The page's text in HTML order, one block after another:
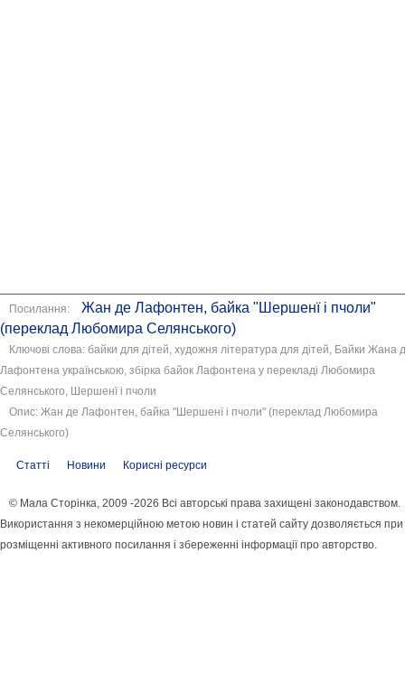
Посилання:
Жан де Лафонтен, байка "Шершенї і пчоли"
(переклад Любомира Селянського)
Ключові слова: байки для дітей, художня література для дітей, Байки Жана
Лафонтена українською, збірка байок Лафонтена у перекладі Любомира
Селянського, Шершенї і пчоли
Опис: Жан де Лафонтен, байка "Шершенї і пчоли" (переклад Любомира
Селянського)
Статті Новини Корисні ресурси
© Мала Сторінка, 2009 -2026 Всі авторські права захищені законодавством.
Використання з некомерційною метою новин і статей сайту дозволяється при
розміщенні активного посилання і збереженні інформації про авторство.